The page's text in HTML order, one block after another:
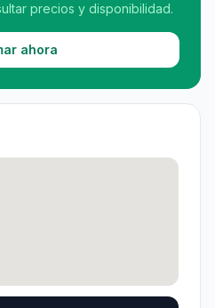
precios y disponibilidad.
ahora